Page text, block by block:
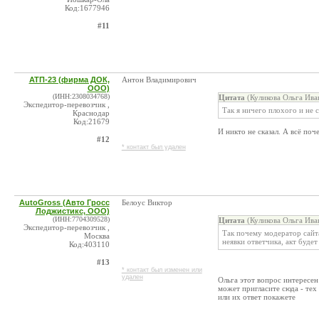
Код:1677946
#11
АТП-23 (фирма ДОК,
ООО)
(ИНН:2308034768)
Экспедитор-перевозчик ,
Краснодар
Код:21679
#12
Антон Владимирович
* контакт был удален
Цитата (Куликова Ольга
Так я ничего плохого и не
И никто не сказал. А всё
AutoGross (Авто Гросс
Лоджистикс, ООО)
(ИНН:7704309528)
Экспедитор-перевозчик ,
Москва
Код:403110
#13
Белоус Виктор
* контакт был изменен или
удален
Цитата (Куликова Ольга
Так почему модератор
неявки ответчика, акт
Ольга этот вопрос интересен
может пригласите сюда -
или их ответ покажете